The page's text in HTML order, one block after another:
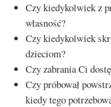
Czy kiedykolwiek z
własność?
Czy kiedykolwiek
dzieciom?
Czy zabrania Ci
Czy próbował
kiedy tego